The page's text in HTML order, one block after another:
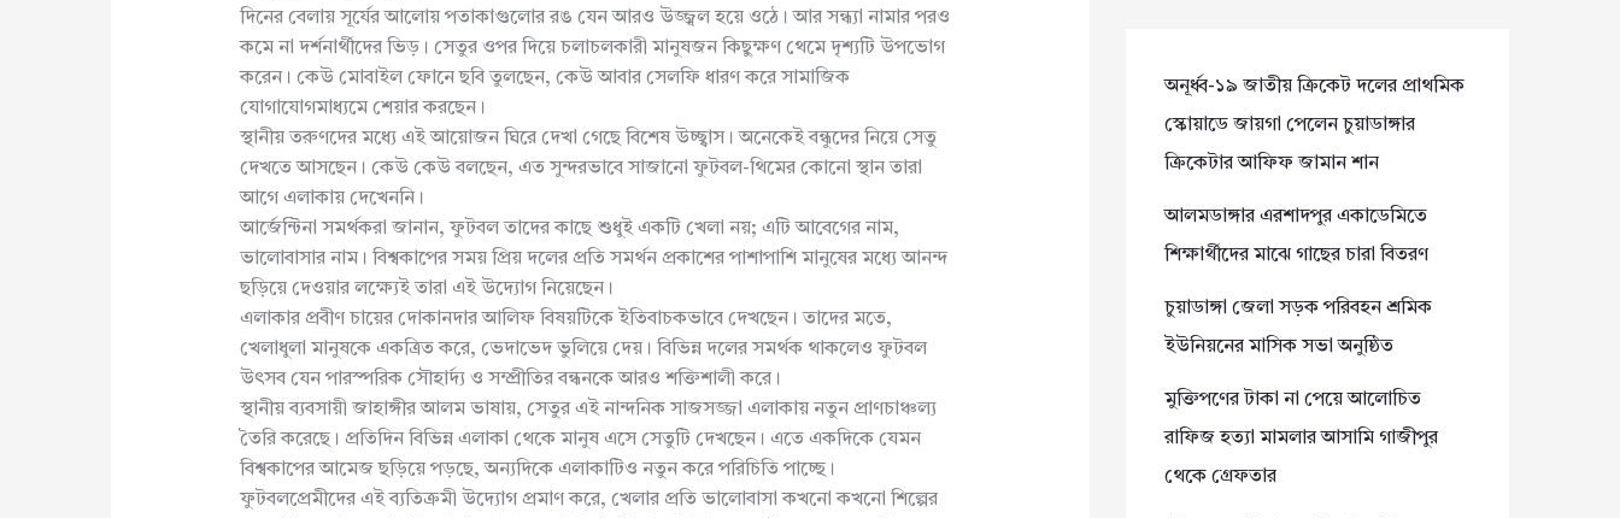
দিনের বেলায় সূর্যের আলোয় পতাকাগুলোর রঙ যেন আরও উজ্জ্বল হয়ে ওঠে। আর সন্ধ্যা নামার পরও
কমে না দর্শনার্থীদের ভিড়। সেতুর ওপর দিয়ে চলাচলকারী মানুষজন কিছুক্ষণ থেমে দৃশ্যটি উপভোগ
করেন। কেউ মোবাইল ফোনে ছবি তুলছেন, কেউ আবার সেলফি ধারণ করে সামাজিক
যোগাযোগমাধ্যমে শেয়ার করছেন।
স্থানীয় তরুণদের মধ্যে এই আয়োজন ঘিরে দেখা গেছে বিশেষ উচ্ছ্বাস। অনেকেই বন্ধুদের নিয়ে সেতু
দেখতে আসছেন। কেউ কেউ বলছেন, এত সুন্দরভাবে সাজানো ফুটবল-থিমের কোনো স্থান তারা
আগে এলাকায় দেখেননি।
আর্জেন্টিনা সমর্থকরা জানান, ফুটবল তাদের কাছে শুধুই একটি খেলা নয়; এটি আবেগের নাম,
ভালোবাসার নাম। বিশ্বকাপের সময় প্রিয় দলের প্রতি সমর্থন প্রকাশের পাশাপাশি মানুষের মধ্যে আনন্দ
ছড়িয়ে দেওয়ার লক্ষ্যেই তারা এই উদ্যোগ নিয়েছেন।
এলাকার প্রবীণ চায়ের দোকানদার আলিফ বিষয়টিকে ইতিবাচকভাবে দেখছেন। তাদের মতে,
খেলাধুলা মানুষকে একত্রিত করে, ভেদাভেদ ভুলিয়ে দেয়। বিভিন্ন দলের সমর্থক থাকলেও ফুটবল
উৎসব যেন পারস্পরিক সৌহার্দ্য ও সম্প্রীতির বন্ধনকে আরও শক্তিশালী করে।
স্থানীয় ব্যবসায়ী জাহাঙ্গীর আলম ভাষায়, সেতুর এই নান্দনিক সাজসজ্জা এলাকায় নতুন প্রাণচাঞ্চল্য
তৈরি করেছে। প্রতিদিন বিভিন্ন এলাকা থেকে মানুষ এসে সেতুটি দেখছেন। এতে একদিকে যেমন
বিশ্বকাপের আমেজ ছড়িয়ে পড়ছে, অন্যদিকে এলাকাটিও নতুন করে পরিচিতি পাচ্ছে।
ফুটবলপ্রেমীদের এই ব্যতিক্রমী উদ্যোগ প্রমাণ করে, খেলার প্রতি ভালোবাসা কখনো কখনো শিল্পের
অনূর্ধ্ব-১৯ জাতীয় ক্রিকেট দলের প্রাথমিক
স্কোয়াডে জায়গা পেলেন চুয়াডাঙ্গার
ক্রিকেটার আফিফ জামান শান
আলমডাঙ্গার এরশাদপুর একাডেমিতে
শিক্ষার্থীদের মাঝে গাছের চারা বিতরণ
চুয়াডাঙ্গা জেলা সড়ক পরিবহন শ্রমিক
ইউনিয়নের মাসিক সভা অনুষ্ঠিত
মুক্তিপণের টাকা না পেয়ে আলোচিত
রাফিজ হত্যা মামলার আসামি গাজীপুর
থেকে গ্রেফতার